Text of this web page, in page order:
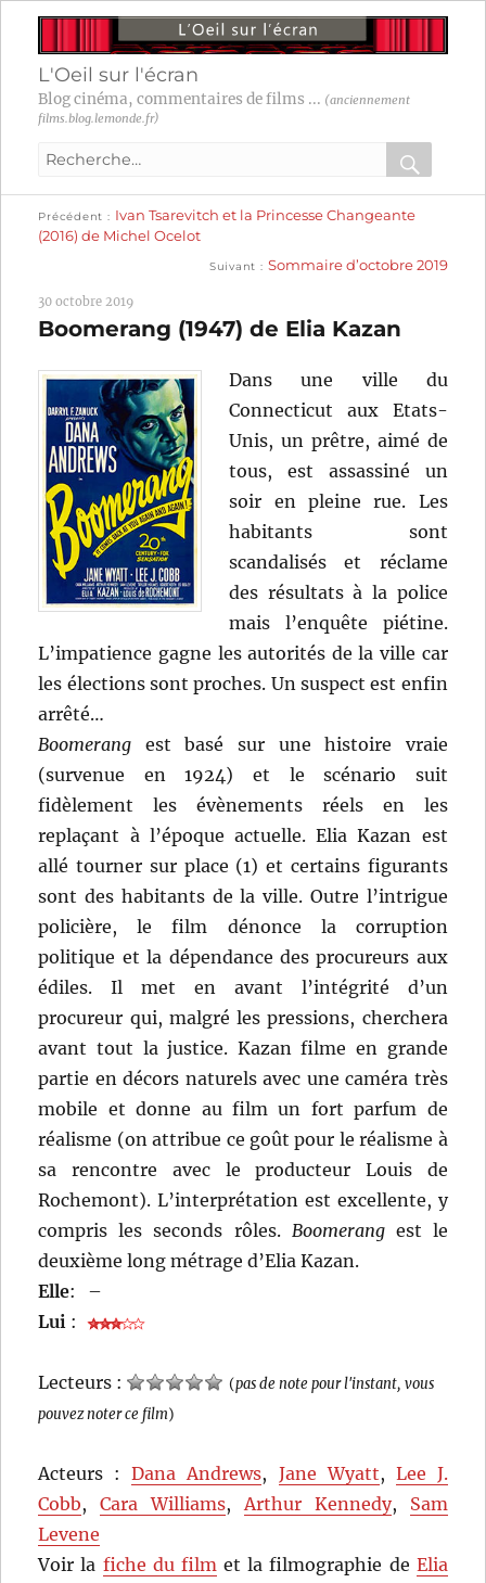
L'Oeil sur l'écran
Blog cinéma, commentaires de films ... (anciennement
films.blog.lemonde.fr)
Recherche
:
OK
Navigation
l’article
Précédent
précédente :
Ivan Tsarevitch et la Princesse Changeante
(2016) de Michel Ocelot
Suivant
suivante :
Sommaire d’octobre 2019
30 octobre 2019
Boomerang (1947) de Elia Kazan
Dans une ville du
Connecticut aux Etats-
Unis, un prêtre, aimé de
tous, est assassiné un
soir en pleine rue. Les
habitants sont
scandalisés et réclame
des résultats à la police
mais l’enquête piétine.
L’impatience gagne les autorités de la ville car
les élections sont proches. Un suspect est enfin
arrêté…
Boomerang est basé sur une histoire vraie
(survenue en 1924) et le scénario suit
fidèlement les évènements réels en les
replaçant à l’époque actuelle. Elia Kazan est
allé tourner sur place (1) et certains figurants
sont des habitants de la ville. Outre l’intrigue
policière, le film dénonce la corruption
politique et la dépendance des procureurs aux
édiles. Il met en avant l’intégrité d’un
procureur qui, malgré les pressions, cherchera
avant tout la justice. Kazan filme en grande
partie en décors naturels avec une caméra très
mobile et donne au film un fort parfum de
réalisme (on attribue ce goût pour le réalisme à
sa rencontre avec le producteur Louis de
Rochemont). L’interprétation est excellente, y
compris les seconds rôles. Boomerangest le
deuxième long métrage d’Elia Kazan.
Elle:
–
Lui :
Lecteurs : (pas de note pour l'instant, vous
pouvez noter ce film)
Acteurs :Dana Andrews, Jane Wyatt, Lee J.
Cobb,Cara Williams,Arthur Kennedy, Sam
Levene
Voir la fiche du filmet la filmographie de Elia